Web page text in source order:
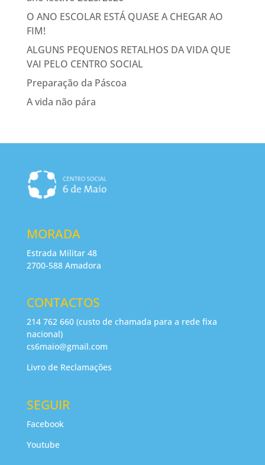
O ANO ESCOLAR ESTÁ QUASE A CHEGAR AO
FIM!
ALGUNS PEQUENOS RETALHOS DA VIDA QUE
VAI PELO CENTRO SOCIAL
Preparação da Páscoa
A vida não pára
MORADA
Estrada Militar 48
2700-588 Amadora
CONTACTOS
214 762 660 (custo de chamada para a rede fixa
nacional)
cs6maio@gmail.com
Livro de Reclamações
SEGUIR
Facebook
Youtube